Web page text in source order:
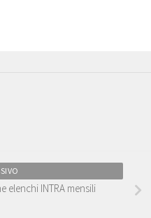
elenchi INTRA mensili